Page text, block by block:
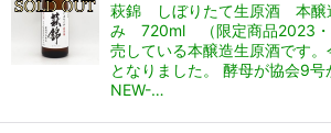
萩錦 しぼりたて生原酒 本
み 720ml （限定商品2023・
売している本醸造生原酒です
となりました。 酵母が協会9号
NEW-…